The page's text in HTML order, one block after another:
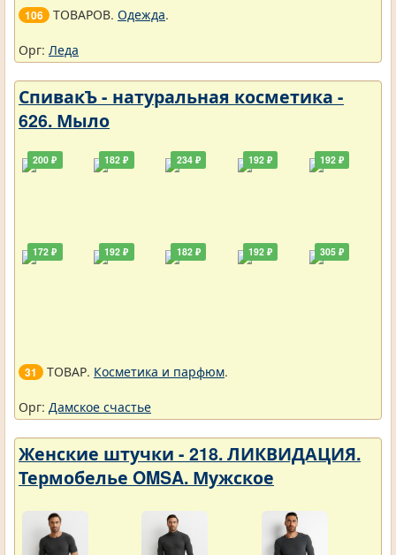
106 ТОВАРОВ. Одежда.
Орг: Леда
СпивакЪ - натуральная косметика -
626. Мыло
200 ₽
172 ₽
182 ₽
192 ₽
234 ₽
182 ₽
192 ₽
192 ₽
192 ₽
305 ₽
31 ТОВАР. Косметика и парфюм.
Орг: Дамское счастье
Женские штучки - 218. ЛИКВИДАЦИЯ.
Термобелье OMSA. Мужское